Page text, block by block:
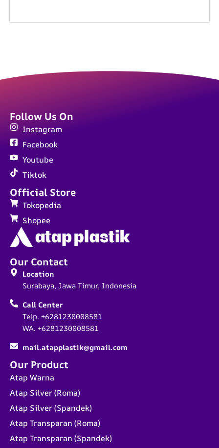
Our Product
Atap Warna
Atap Silver (Roma)
Atap Silver (Spandek)
Atap Transparan (Roma)
Atap Transparan (Spandek)
Our Contact
Location
Surabaya, Jawa Timur, Indonesia
Call Center
Telp. +6281230008581
WA. +6281230008581
mail.atapplastik@gmail.com
Official Store
Tokopedia
Shopee
Follow Us On
Instagram
Facebook
Youtube
Tiktok